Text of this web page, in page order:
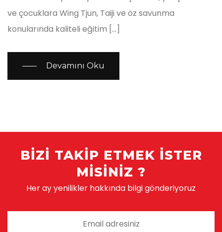
ve çocuklara Wing Tjun, Taiji ve öz savunma
konularında kaliteli eğitim […]
Devamını Oku
BIZI TAKIP ETMEK ISTER
MISINIZ ?
Her ay yenilikler hakkında bilgi gönderiyoruz